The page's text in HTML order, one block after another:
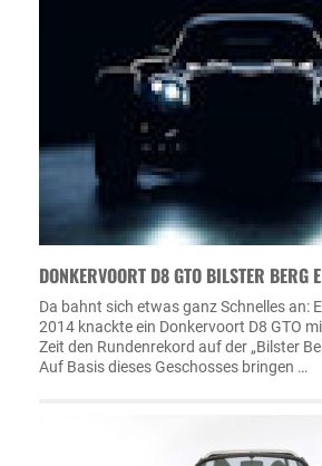
DONKERVOORT D8 GTO BILSTER BERG
Da bahnt sich etwas ganz Schnelles an:
2014 knackte ein Donkervoort D8 GTO
Zeit den Rundenrekord auf der „Bilster
Auf Basis dieses Geschosses bringen …